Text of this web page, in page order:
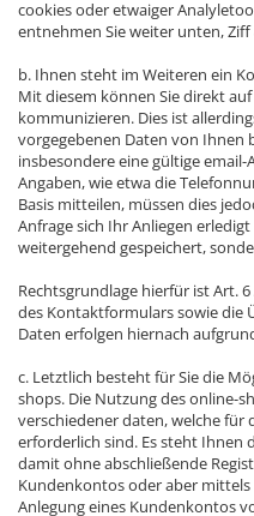
cookies oder etwaiger
entnehmen Sie weiter unten,
b. Ihnen steht im Weiteren ein
Mit diesem können Sie direkt
kommunizieren. Dies ist
vorgegebenen Daten von Ihnen
insbesondere eine gültige
Angaben, wie etwa die
Basis mitteilen, müssen dies
Anfrage sich Ihr Anliegen
weitergehend gespeichert,
Rechtsgrundlage hierfür ist Art. 6
des Kontaktformulars sowie die
Daten erfolgen hiernach
c. Letztlich besteht für Sie die
shops. Die Nutzung des online-
verschiedener daten, welche für
erforderlich sind. Es steht Ihnen
damit ohne abschließende
Kundenkontos oder aber
Anlegung eines Kundenkontos